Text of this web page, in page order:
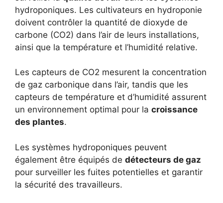
hydroponiques. Les cultivateurs en hydroponie
doivent contrôler la quantité de dioxyde de
carbone (CO2) dans l’air de leurs installations,
ainsi que la température et l’humidité relative.
Les capteurs de CO2 mesurent la concentration
de gaz carbonique dans l’air, tandis que les
capteurs de température et d’humidité assurent
un environnement optimal pour la croissance
des plantes.
Les systèmes hydroponiques peuvent
également être équipés de détecteurs de gaz
pour surveiller les fuites potentielles et garantir
la sécurité des travailleurs.